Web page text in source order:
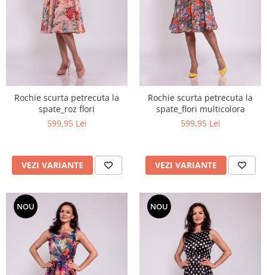
Rochie scurta petrecuta la
spate_roz flori
599,95 Lei
VEZI VARIANTE
Rochie scurta petrecuta la
spate_flori multicolora
599,95 Lei
VEZI VARIANTE
NOU NOU